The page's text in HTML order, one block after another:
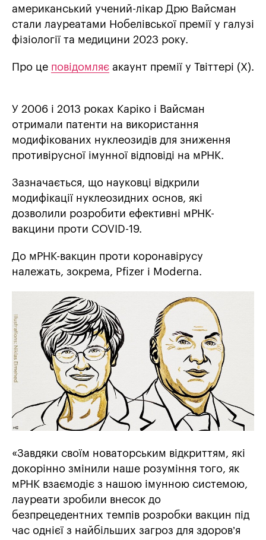
американський учений-лікар Дрю Вайсман
стали лауреатами Нобелівської премії у галузі
фізіології та медицини 2023 року.
Про це повідомляє акаунт премії у Твіттері (Х).
У 2006 і 2013 роках Каріко і Вайсман
отримали патенти на використання
модифікованих нуклеозидів для зниження
противірусної імунної відповіді на мРНК.
Зазначається, що науковці відкрили
модифікації нуклеозидних основ, які
дозволили розробити ефективні мРНК-
вакцини проти COVID-19.
До мРНК-вакцин проти коронавірусу
належать, зокрема, Pfizer і Moderna.
«Завдяки своїм новаторським відкриттям, які
докорінно змінили наше розуміння того, як
мРНК взаємодіє з нашою імунною системою,
лауреати зробили внесок до
безпрецедентних темпів розробки вакцин під
час однієї з найбільших загроз для здоров’я